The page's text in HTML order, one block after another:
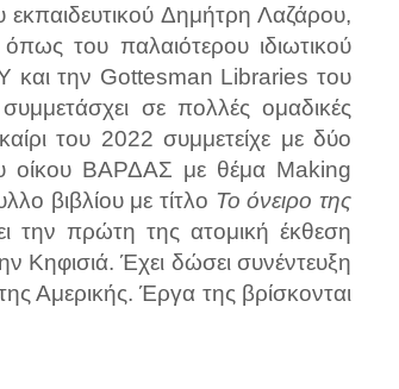
εκπαιδευτικού Δημήτρη Λαζάρου,
του παλαιότερου ιδιωτικού
και την Gottesman Libraries του
σε πολλές ομαδικές
του 2022 συμμετείχε με δύο
οίκου ΒΑΡΔΑΣ με θέμα Making
βιβλίου με τίτλο Το όνειρο της
την πρώτη της ατομική έκθεση
Κηφισιά. Έχει δώσει συνέντευξη
Αμερικής. Έργα της βρίσκονται